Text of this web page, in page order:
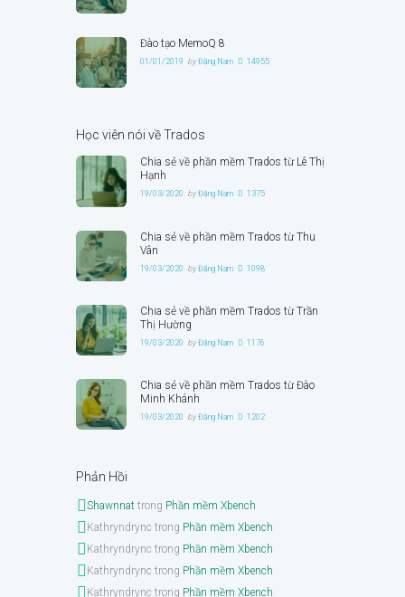
Đào tạo MemoQ 8
01/01/2019 byĐặng Nam 14955
Học viên nói về Trados
Chia sẻ về phần mềm Trados từ Lê Thị
Hạnh
19/03/2020 byĐặng Nam 1375
Chia sẻ về phần mềm Trados từ Thu
Vân
19/03/2020 byĐặng Nam 1098
Chia sẻ về phần mềm Trados từ Trần
Thị Hường
19/03/2020 byĐặng Nam 1176
Chia sẻ về phần mềm Trados từ Đào
Minh Khánh
19/03/2020 byĐặng Nam 1202
Phản Hồi
Shawnnat trong Phần mềm Xbench
Kathryndrync trong Phần mềm Xbench
Kathryndrync trong Phần mềm Xbench
Kathryndrync trong Phần mềm Xbench
Kathryndrync trong Phần mềm Xbench